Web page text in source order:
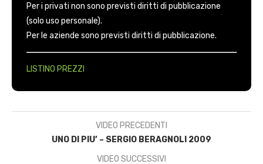
Per i privati non sono previsti diritti di pubblicazione
(solo uso personale).
Per le aziende sono previsti diritti di pubblicazione.
LISTINO PREZZI
VIDEO PRECEDENTI
UNO DI PIU’ – SERGIO BERAGNOLI 2009
VIDEO SUCCESSIVI